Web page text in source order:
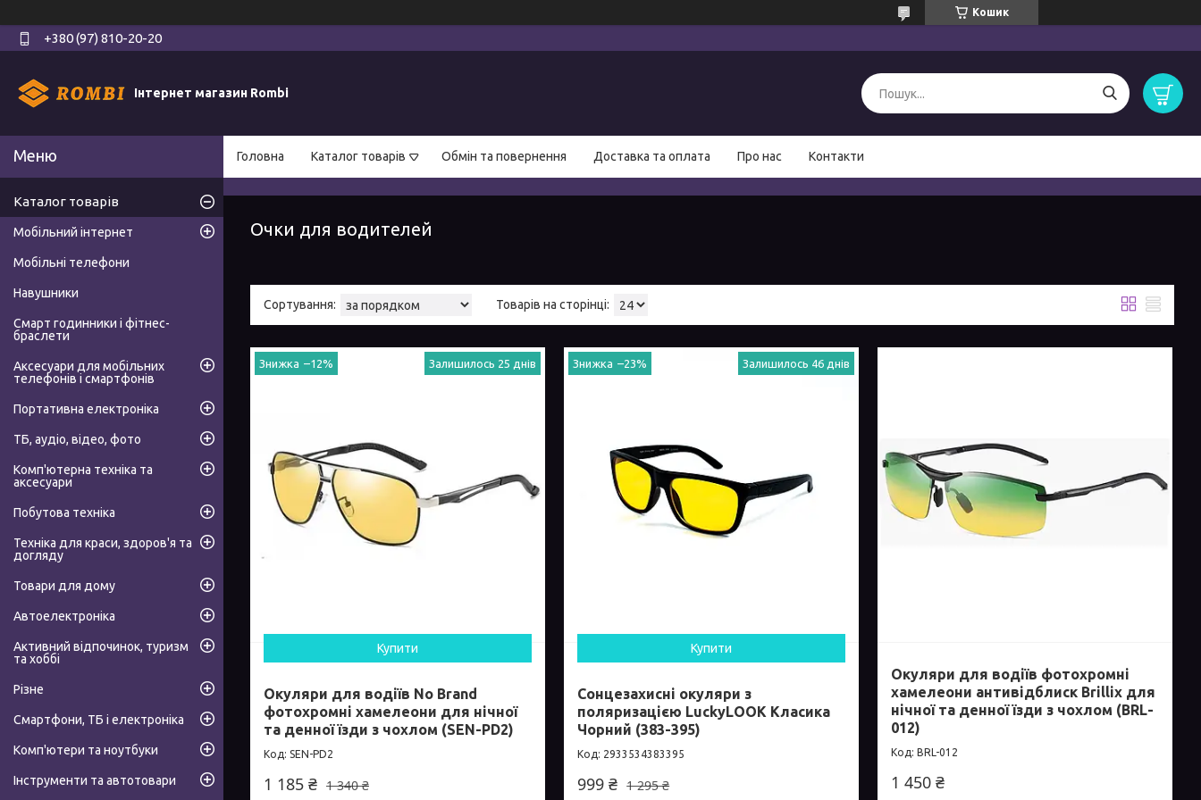
Кошик
+380 (97) 810-20-20
Інтернет магазин Rombi
Головна Каталог товарів Обмін та повернення Доставка та оплата Про нас Контакти
Очки для водителей
–12% Залишилось 25 днів
Купити
Окуляри для водіїв No Brand
фотохромні хамелеони для нічної
та денної їзди з чохлом (SEN-PD2)
SEN-PD2
1 340 ₴
1 185 ₴
–23% Залишилось 46 днів
Купити
Сонцезахисні окуляри з
поляризацією LuckyLOOK Класика
Чорний (383-395)
2933534383395
1 295 ₴
999 ₴
Окуляри для водіїв фотохромні
хамелеони антивідблиск Brillix для
нічної та денної їзди з чохлом (BRL-
012)
BRL-012
1 450 ₴
Каталог товарів
Мобільний інтернет
Мобільні телефони
Навушники
Смарт годинники і фітнес-
браслети
Аксесуари для мобільних
телефонів і смартфонів
Портативна електроніка
ТБ, аудіо, відео, фото
Комп'ютерна техніка та
аксесуари
Побутова техніка
Техніка для краси, здоров'я та
догляду
Товари для дому
Автоелектроніка
Активний відпочинок, туризм
та хоббі
Різне
Смартфони, ТБ і електроніка
Комп'ютери та ноутбуки
Інструменти та автотовари